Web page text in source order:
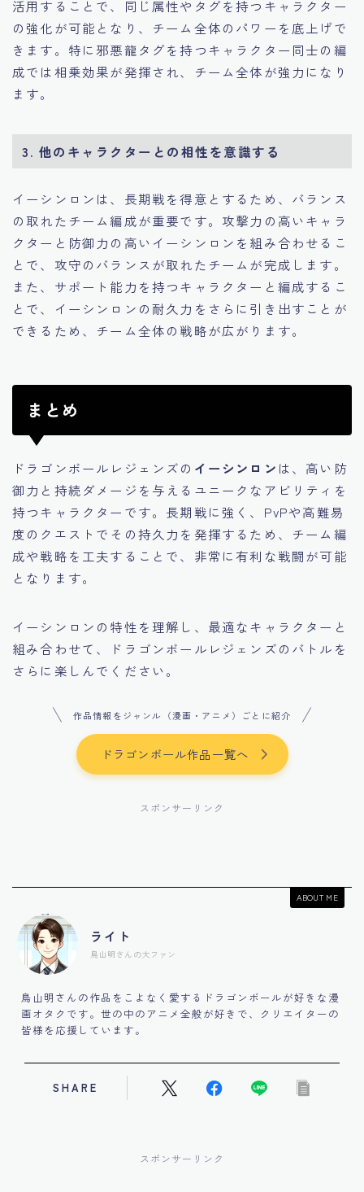
活用することで、同じ属性やタグを持つキャラクター
の強化が可能となり、チーム全体のパワーを底上げで
きます。特に邪悪龍タグを持つキャラクター同士の編
成では相乗効果が発揮され、チーム全体が強力になり
ます。
3. 他のキャラクターとの相性を意識する
イーシンロンは、長期戦を得意とするため、バランス
の取れたチーム編成が重要です。攻撃力の高いキャラ
クターと防御力の高いイーシンロンを組み合わせるこ
とで、攻守のバランスが取れたチームが完成します。
また、サポート能力を持つキャラクターと編成するこ
とで、イーシンロンの耐久力をさらに引き出すことが
できるため、チーム全体の戦略が広がります。
まとめ
ドラゴンボールレジェンズの イーシンロン は、高い防
御力と持続ダメージを与えるユニークなアビリティを
持つキャラクターです。長期戦に強く、PvPや高難易
度のクエストでその持久力を発揮するため、チーム編
成や戦略を工夫することで、非常に有利な戦闘が可能
となります。
イーシンロンの特性を理解し、最適なキャラクターと
組み合わせて、ドラゴンボールレジェンズのバトルを
さらに楽しんでください。
作品情報をジャンル（漫画・アニメ）ごとに紹介
ドラゴンボール作品一覧へ
スポンサーリンク
ABOUT ME
ライト
鳥山明さんの大ファン
鳥山明さんの作品をこよなく愛するドラゴンボールが好きな漫
画オタクです。世の中のアニメ全般が好きで、クリエイターの
皆様を応援しています。
SHARE
スポンサーリンク